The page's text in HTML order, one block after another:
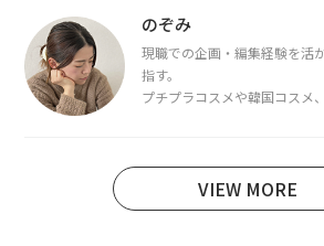
断・骨格診断によるイメージ
のぞみ
現職での企画・編集経験を活
指す。
プチプラコスメや韓国コスメ
日本化粧品検定1級保有。
VIEW MORE